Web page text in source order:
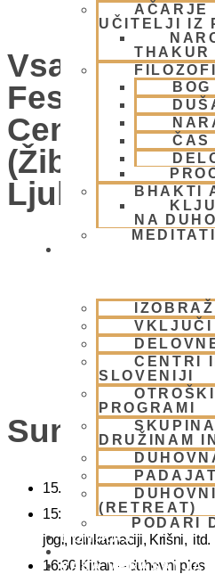
AČARJE
UČITELJI IZ
THAKUR
BOG
ČAS
BHAKTI
NA
VKLJUČI
CENTRI
SLOVENIJI
PROGRAMI
DRUŽINAM
(RETREAT)
PODARI
DONIRAJ
KOLEDAR
VAŠA VPRAŠANJA
Vsako
Festival V
Centru –
(Žibertova
Ljubljana)
Sunday
15.00 Bhadžani – duhovna
15:40 Predavanje –
jogi, reinkarnaciji, Krišni, itd.
16:30 Kirtan – duhovni ples